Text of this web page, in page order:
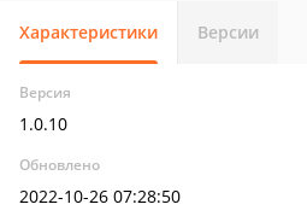
Характеристики Версии
Версия
1.0.10
Обновлено
2022-10-26 07:28:50